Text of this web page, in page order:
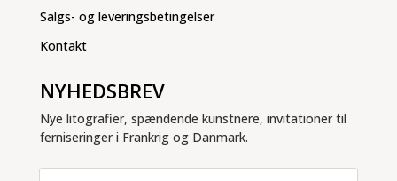
Salgs- og leveringsbetingelser
Kontakt
NYHEDSBREV
Nye litografier, spændende kunstnere, invitationer til
ferniseringer i Frankrig og Danmark.